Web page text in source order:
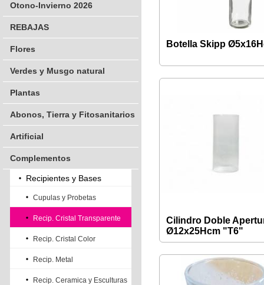
Otono-Invierno 2026
REBAJAS
Flores
Verdes y Musgo natural
Plantas
Abonos, Tierra y Fitosanitarios
Artificial
Complementos
Recipientes y Bases
Cupulas y Probetas
Recip. Cristal Transparente
Recip. Cristal Color
Recip. Metal
Recip. Ceramica y Esculturas
Botella Skipp
Cilindro Doble
Ø12x25Hcm "T6"